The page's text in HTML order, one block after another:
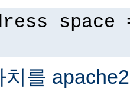
space
치를